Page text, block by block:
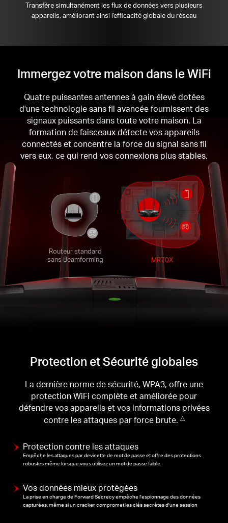
Transfère simultanément les flux de données vers plusieurs
appareils, améliorant ainsi l'efficacité globale du réseau
Immergez votre maison dans le WiFi
Quatre puissantes antennes à gain élevé dotées
d'une technologie sans fil avancée fournissent des
signaux puissants dans toute votre maison. La
formation de faisceaux détecte vos appareils
connectés et concentre la force du signal sans fil
vers eux, ce qui rend vos connexions plus stables.
Routeur standard
sans Beamforming
MR70X
Protection et Sécurité globales
La dernière norme de sécurité, WPA3, offre une
protection WiFi complète et améliorée pour
défendre vos appareils et vos informations privées
contre les attaques par force brute. △
Protection contre les attaques
Empêche les attaques par devinette de mot de passe et offre des protections
robustes même lorsque vous utilisez un mot de passe faible
Vos données mieux protégées
La prise en charge de Forward Secrecy empêche l'espionnage des données
capturées, même si un cracker compromet les clés secrètes d'une session